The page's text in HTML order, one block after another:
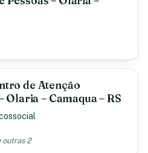
de Atenção
Olaria – Camaqua – RS
outras 2